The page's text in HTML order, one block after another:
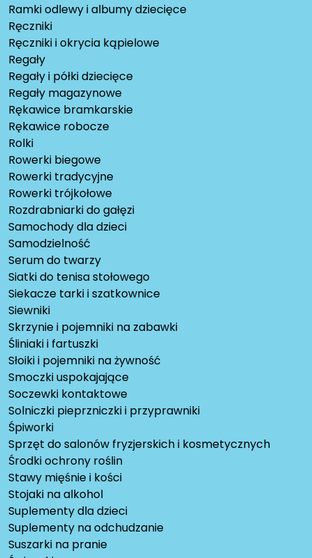
Ramki odlewy i albumy dziecięce
Ręczniki
Ręczniki i okrycia kąpielowe
Regały
Regały i półki dziecięce
Regały magazynowe
Rękawice bramkarskie
Rękawice robocze
Rolki
Rowerki biegowe
Rowerki tradycyjne
Rowerki trójkołowe
Rozdrabniarki do gałęzi
Samochody dla dzieci
Samodzielność
Serum do twarzy
Siatki do tenisa stołowego
Siekacze tarki i szatkownice
Siewniki
Skrzynie i pojemniki na zabawki
Śliniaki i fartuszki
Słoiki i pojemniki na żywność
Smoczki uspokajające
Soczewki kontaktowe
Solniczki pieprzniczki i przyprawniki
Śpiworki
Sprzęt do salonów fryzjerskich i kosmetycznych
Środki ochrony roślin
Stawy mięśnie i kości
Stojaki na alkohol
Suplementy dla dzieci
Suplementy na odchudzanie
Suszarki na pranie